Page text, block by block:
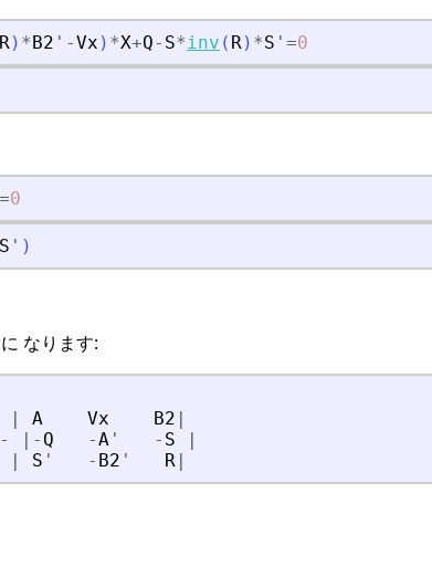
R) * B2 ' -Vx ) *X+Q- S*inv ( R) *S ' =0
=0
S ' )
なります:
A Vx B2
- - Q -A ' - S
S ' - B2 ' R